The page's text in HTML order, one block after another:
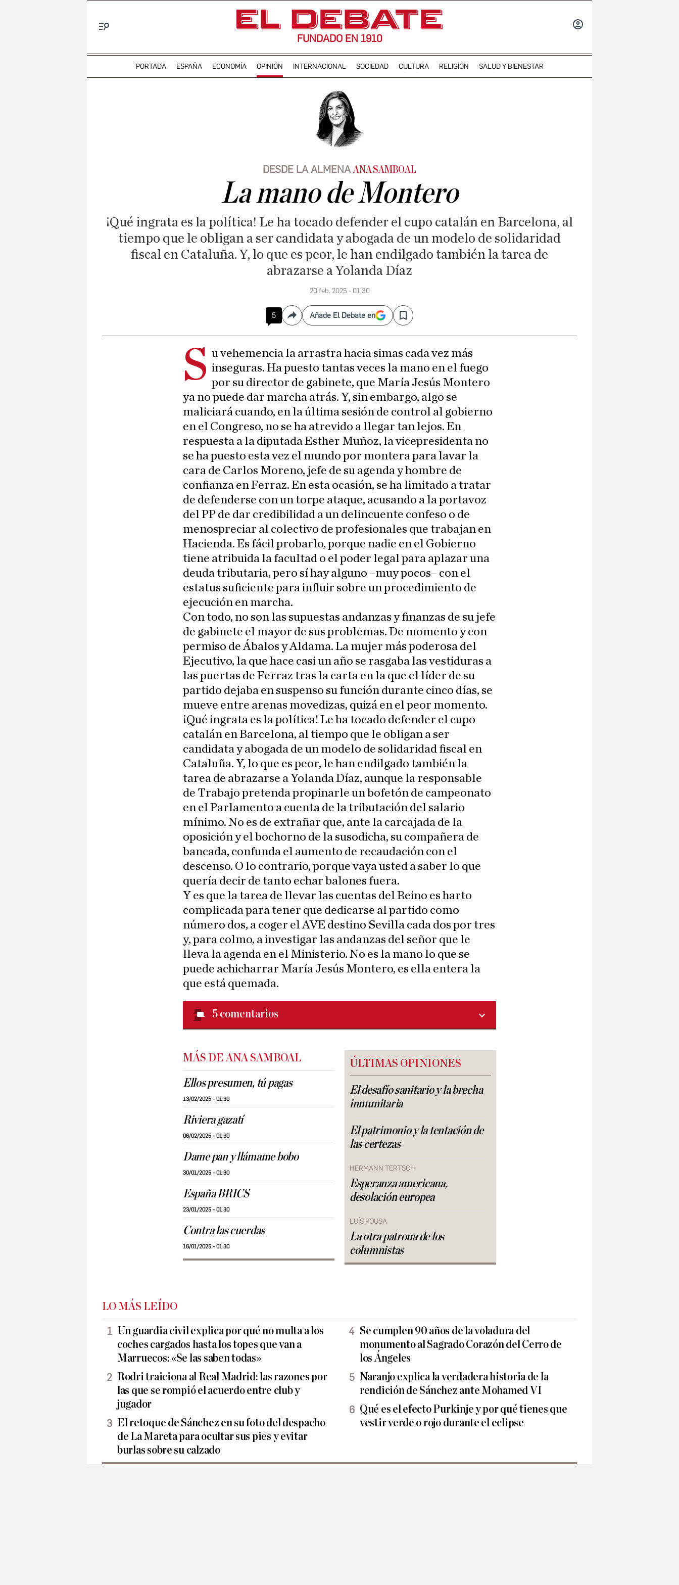
FUNDADO EN 1910
PORTADA ESPAÑA ECONOMÍA OPINIÓN INTERNACIONAL SOCIEDAD CULTURA RELIGIÓN SALUD Y BIENESTAR
DESDE LA ALMENA ANA SAMBOAL
La mano de Montero
¡Qué ingrata es la política! Le ha tocado defender el cupo catalán en Barcelona, al
tiempo que le obligan a ser candidata y abogada de un modelo de solidaridad
fiscal en Cataluña. Y, lo que es peor, le han endilgado también la tarea de
abrazarse a Yolanda Díaz
20 feb. 2025 - 01:30
5 CompartirAñade El Debate en Save
S u vehemencia la arrastra hacia simas cada vez más
inseguras. Ha puesto tantas veces la mano en el fuego
por su director de gabinete, que María Jesús Montero
ya no puede dar marcha atrás. Y, sin embargo, algo se
maliciará cuando, en la última sesión de control al gobierno
en el Congreso, no se ha atrevido a llegar tan lejos. En
respuesta a la diputada Esther Muñoz, la vicepresidenta no
se ha puesto esta vez el mundo por montera para lavar la
cara de Carlos Moreno, jefe de su agenda y hombre de
confianza en Ferraz. En esta ocasión, se ha limitado a tratar
de defenderse con un torpe ataque, acusando a la portavoz
del PP de dar credibilidad a un delincuente confeso o de
menospreciar al colectivo de profesionales que trabajan en
Hacienda. Es fácil probarlo, porque nadie en el Gobierno
tiene atribuida la facultad o el poder legal para aplazar una
deuda tributaria, pero sí hay alguno –muy pocos– con el
estatus suficiente para influir sobre un procedimiento de
ejecución en marcha.
Con todo, no son las supuestas andanzas y finanzas de su jefe
de gabinete el mayor de sus problemas. De momento y con
permiso de Ábalos y Aldama. La mujer más poderosa del
Ejecutivo, la que hace casi un año se rasgaba las vestiduras a
las puertas de Ferraz tras la carta en la que el líder de su
partido dejaba en suspenso su función durante cinco días, se
mueve entre arenas movedizas, quizá en el peor momento.
¡Qué ingrata es la política! Le ha tocado defender el cupo
catalán en Barcelona, al tiempo que le obligan a ser
candidata y abogada de un modelo de solidaridad fiscal en
Cataluña. Y, lo que es peor, le han endilgado también la
tarea de abrazarse a Yolanda Díaz, aunque la responsable
de Trabajo pretenda propinarle un bofetón de campeonato
en el Parlamento a cuenta de la tributación del salario
mínimo. No es de extrañar que, ante la carcajada de la
oposición y el bochorno de la susodicha, su compañera de
bancada, confunda el aumento de recaudación con el
descenso. O lo contrario, porque vaya usted a saber lo que
quería decir de tanto echar balones fuera.
Y es que la tarea de llevar las cuentas del Reino es harto
complicada para tener que dedicarse al partido como
número dos, a coger el AVE destino Sevilla cada dos por tres
y, para colmo, a investigar las andanzas del señor que le
lleva la agenda en el Ministerio. No es la mano lo que se
puede achicharrar María Jesús Montero, es ella entera la
que está quemada.
5 comentarios
MÁS DE ANA SAMBOAL
Ellos presumen, tú pagas
13/02/2025 - 01:30
Riviera gazatí
06/02/2025 - 01:30
Dame pan y llámame bobo
30/01/2025 - 01:30
España BRICS
23/01/2025 - 01:30
Contra las cuerdas
16/01/2025 - 01:30
ÚLTIMAS OPINIONES
El desafío sanitario y la brecha
inmunitaria
El patrimonio y la tentación de
las certezas
HERMANN TERTSCH
Esperanza americana,
desolación europea
LUÍS POUSA
La otra patrona de los
columnistas
LO MÁS LEÍDO
Un guardia civil explica por qué no multa a los
coches cargados hasta los topes que van a
Marruecos: «Se las saben todas»
Rodri traiciona al Real Madrid: las razones por
las que se rompió el acuerdo entre club y
jugador
El retoque de Sánchez en su foto del despacho
de La Mareta para ocultar sus pies y evitar
burlas sobre su calzado
Se cumplen 90 años de la voladura del
monumento al Sagrado Corazón del Cerro de
los Ángeles
Naranjo explica la verdadera historia de la
rendición de Sánchez ante Mohamed VI
Qué es el efecto Purkinje y por qué tienes que
vestir verde o rojo durante el eclipse